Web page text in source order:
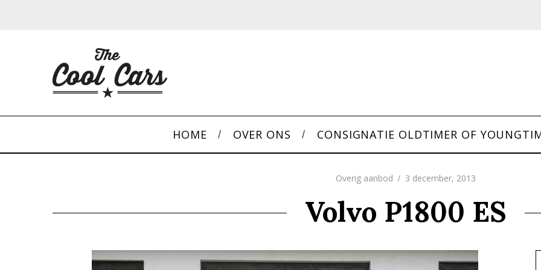
HOME OVER ONS CONSIGNATIE OLDTIMER OF
Overig aanbod 3 december, 2013
Volvo P1800 ES